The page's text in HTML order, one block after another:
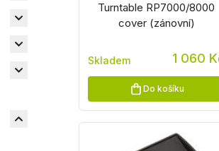
Turntable RP7000/8000
cover (zánovní)
Skladem 1 060
Do košíku